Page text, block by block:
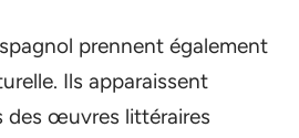
prennent également
Ils apparaissent
des œuvres littéraires